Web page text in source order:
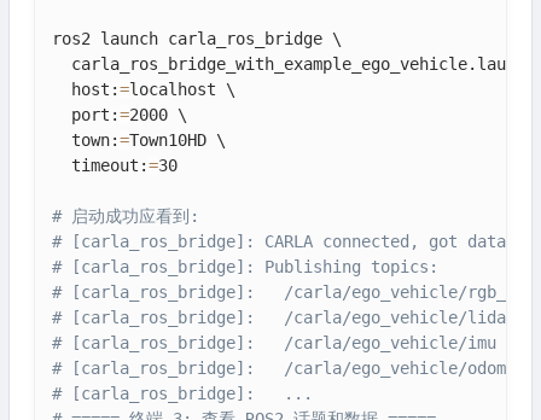
ros2 launch carla_ros_bridge \
  host:
=localhost \
  port:
=2000 \
  town:
=Town10HD \
  timeout:
=30
# 启动成功应看到:
# [carla_ros_bridge]: CARLA connected, got data:
# [carla_ros_bridge]: Publishing topics:
# [carla_ros_bridge]:   /carla/ego_vehicle/
# [carla_ros_bridge]:   /carla/ego_vehicle/lidar
# [carla_ros_bridge]:   /carla/ego_vehicle/imu
# [carla_ros_bridge]:   /carla/ego_vehicle/
# [carla_ros_bridge]:   ...